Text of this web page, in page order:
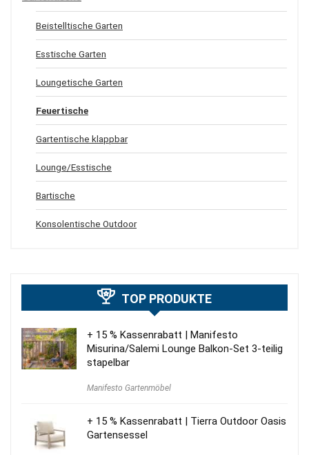
Beistelltische Garten
Esstische Garten
Loungetische Garten
Feuertische
Gartentische klappbar
Lounge/Esstische
Bartische
Konsolentische Outdoor
TOP PRODUKTE
+ 15 % Kassenrabatt | Manifesto
Misurina/Salemi Lounge Balkon-Set 3-teilig
stapelbar
Manifesto Gartenmöbel
+ 15 % Kassenrabatt | Tierra Outdoor Oasis
Gartensessel